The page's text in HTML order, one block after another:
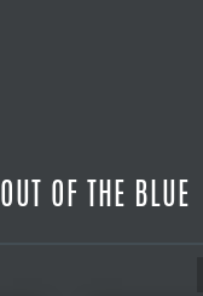
OUT OF THE BLUE